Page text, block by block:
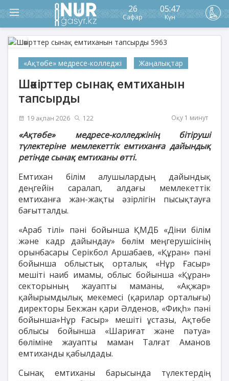
26
Сафар
05:47
Күн
«Ақтөбе» медресе-колледжі Жаңалықтар
Шәкірттер сынақ емтиханын
тапсырды
19 ақпан 2026 122 Оқу 1 минут
«Ақтөбе» медресе-колледжінің бітіруші
түлектеріне мемлекеттік емтиханға дайындық
ретінде сынақ емтиханы өтті.
Емтихан білім алушылардың дайындық
деңгейін саралап, алдағы мемлекеттік
емтиханға жан-жақты әзірлігін пысықтауға
бағытталды.
«Араб тілі» пәні бойынша ҚМДБ «Діни білім
және кадр дайындау» бөлім меңгерушісінің
орынбасары Серікбол Аршабаев, «Құран» пәні
бойынша облыстық орталық «Нұр Ғасыр»
мешіті наиб имамы, облыс бойынша «Құран»
секторының жауапты маманы, «Ақжар»
қайырымдылық мекемесі (қарилар орталығы)
директоры Бекжан қари Әлденов, «Фиқһ» пәні
бойынша»Нұр Ғасыр» мешіті ұстазы, Ақтөбе
облысы бойынша «Шариғат және пәтуа»
бөліміне жауапты маман Талғат Аманов
емтиханды қабылдады.
Сынақ емтиханы барысында түлектердің